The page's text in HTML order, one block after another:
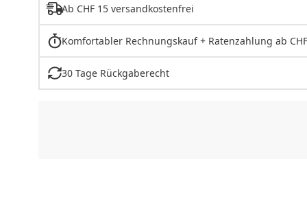
Ab CHF 15 versandkostenfrei
Komfortabler Rechnungskauf + Ratenzahlung ab
30 Tage Rückgaberecht